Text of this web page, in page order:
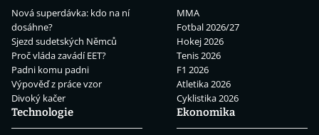
Nová superdávka: kdo na ní
dosáhne?
Sjezd sudetských Němců
Proč vláda zavádí EET?
Padni komu padni
Výpověď z práce vzor
Divoký kačer
MMA
Fotbal 2026/27
Hokej 2026
Tenis 2026
F1 2026
Atletika 2026
Cyklistika 2026
Technologie
Ekonomika